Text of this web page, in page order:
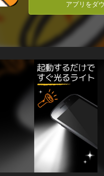
アプリをダ